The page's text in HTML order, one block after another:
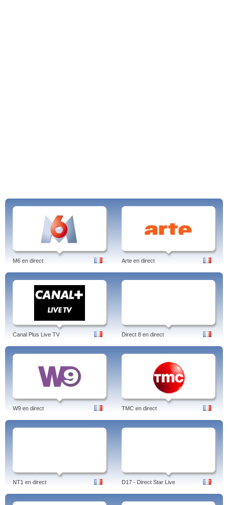
M6 en direct Arte en direct
Canal Plus Live TV Direct 8 en direct
W9 en direct TMC en direct
NT1 en direct D17 - Direct Star Live